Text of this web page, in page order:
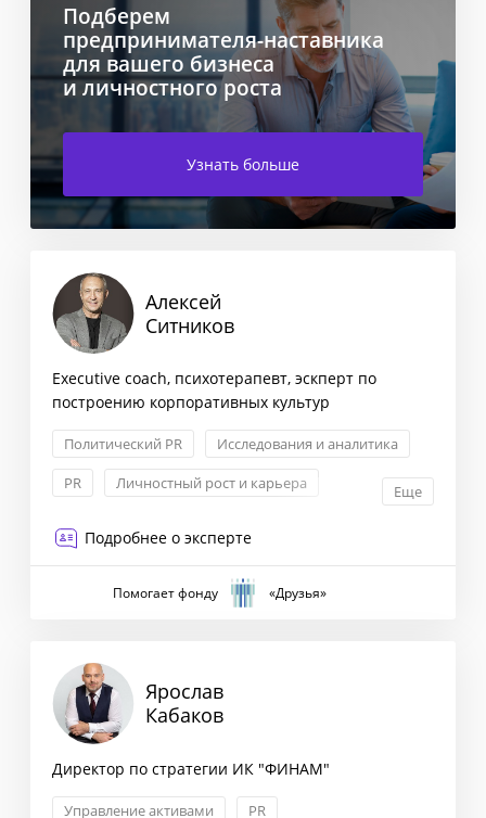
Подберем
предпринимателя-наставника
для вашего бизнеса
и личностного роста
Узнать больше
Алексей
Ситников
Executive coach, психотерапевт, эскперт по
построению корпоративных культур
Политический PR
Исследования и аналитика
PR
Личностный рост и карьера Еще
Подробнее о эксперте
Помогает фонду «Друзья»
Ярослав
Кабаков
Директор по стратегии ИК "ФИНАМ"
Управление активами PR